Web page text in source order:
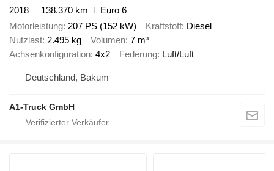
2018
138.370 km
Euro 6
Motorleistung 207 PS (152 kW) Kraftstoff Diesel
Nutzlast 2.495 kg Volumen 7 m³
Achsenkonfiguration 4x2 Federung Luft/Luft
Deutschland, Bakum
A1-Truck GmbH